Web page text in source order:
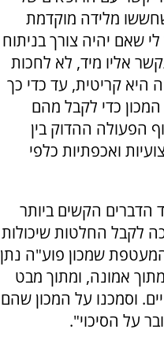
מלידה מוקדמת
שאם יהיה צורך בניתוח
אליו מיד, לא לחכות
היא קריטית, עד כדי כך
כדי לקבל מהם
הפעולה ההדוק בין
ואכפתיות כלפי
הדברים הקשים ביותר
לקבל החלטות שיכולות
שמכון פוע"ה נתן
אמונה, ומתוך מבט
וסמכנו על המכון שהם
על הסיכוי".